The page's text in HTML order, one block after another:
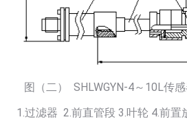
图（二） SHLWGYN-4～10L传
1.过滤器 2.前直管段 3.叶轮 4.前置